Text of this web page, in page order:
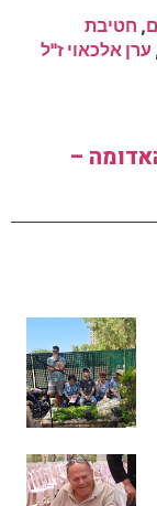
, חטיבת
ערן אלכאוי ז"ל
–